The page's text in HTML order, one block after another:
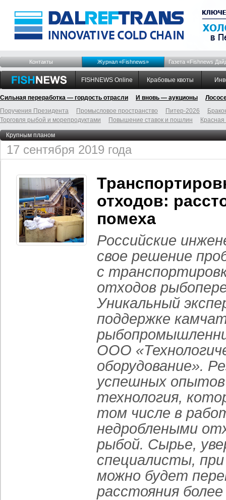
Контакты Журнал «Fishnews» Газета «Fishnews
FISHNEWS Online Крабовые квоты
Сильная переработка — гордость отрасли И вновь — аукционы
Поручения Президента
Промысловое пространство Питер-2026
Торговля рыбой и морепродуктами
Повышение ставок и пошлин
Крупным планом
17 сентября 2019 года
отходов:
помеха
Российские
свое решение
с
отходов
Уникальный
поддержке
ООО
оборудование».
успешных
технология,
том числе в
недроблеными
рыбой. Сырье,
специалисты,
можно будет
расстояния